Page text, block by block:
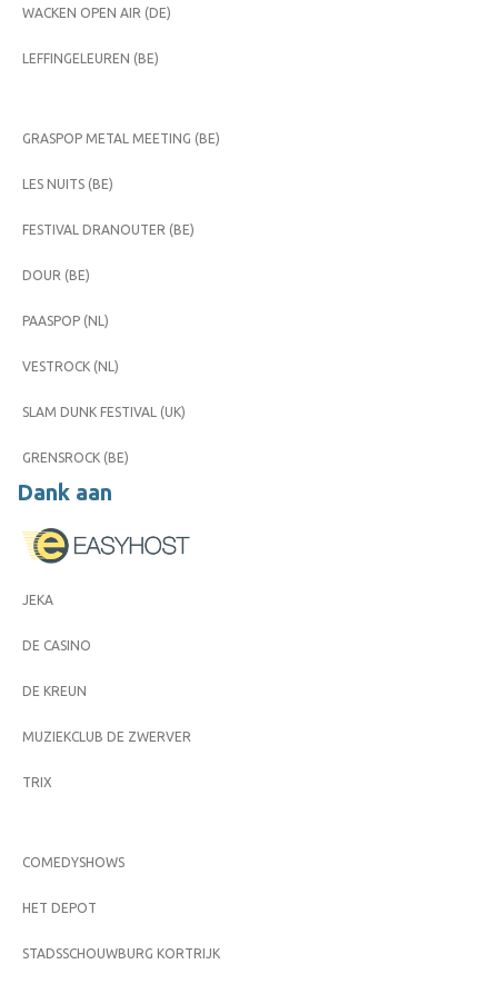
WACKEN OPEN AIR (DE)
LEFFINGELEUREN (BE)
GRASPOP METAL MEETING (BE)
LES NUITS (BE)
FESTIVAL DRANOUTER (BE)
DOUR (BE)
PAASPOP (NL)
VESTROCK (NL)
SLAM DUNK FESTIVAL (UK)
GRENSROCK (BE)
Dank aan
JEKA
DE CASINO
DE KREUN
MUZIEKCLUB DE ZWERVER
TRIX
COMEDYSHOWS
HET DEPOT
STADSSCHOUWBURG KORTRIJK